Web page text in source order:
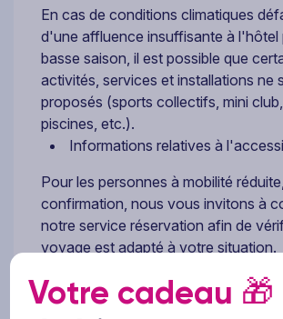
En cas de conditions climatiques
d'une affluence insuffisante à l'hôtel
basse saison, il est possible que
activités, services et installations ne
proposés (sports collectifs, mini
piscines, etc.).
Informations relatives à
Pour les personnes à mobilité
confirmation, nous vous invitons à
notre service réservation afin de
voyage est adapté à votre situation.
Le tarif « bébé » (moins de 2 ans) ou
Votre cadeau 🎁